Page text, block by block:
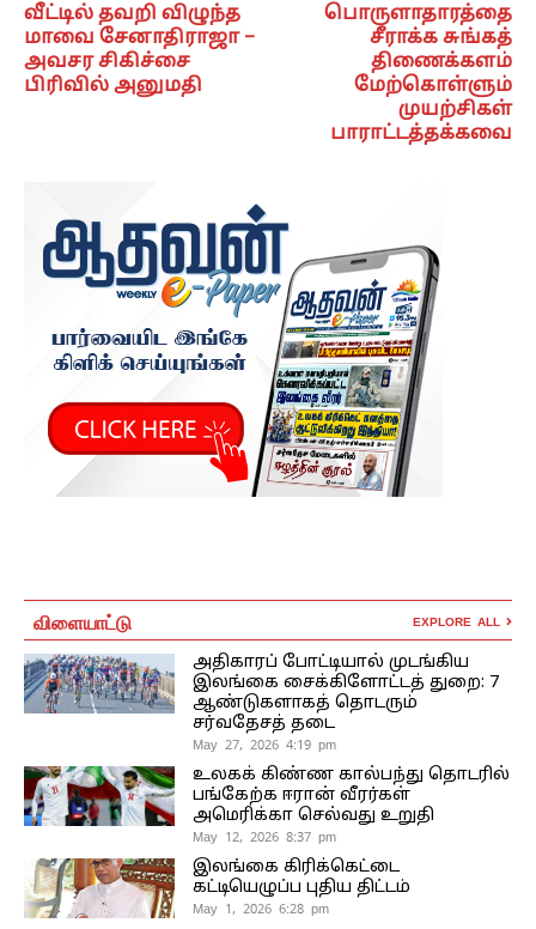
வீட்டில் தவறி விழுந்த
மாவை சேனாதிராஜா –
அவசர சிகிச்சை
பிரிவில் அனுமதி
பொருளாதாரத்தை
சீராக்க சுங்கத்
திணைக்களம்
மேற்கொள்ளும்
முயற்சிகள்
பாராட்டத்தக்கவை
விளையாட்டு EXPLORE ALL
அதிகாரப் போட்டியால் முடங்கிய
இலங்கை சைக்கிளோட்டத் துறை: 7
ஆண்டுகளாகத் தொடரும்
சர்வதேசத் தடை
May 27, 2026 4:19 pm
உலகக் கிண்ண கால்பந்து தொடரில்
பங்கேற்க ஈரான் வீரர்கள்
அமெரிக்கா செல்வது உறுதி
May 12, 2026 8:37 pm
இலங்கை கிரிக்கெட்டை
கட்டியெழுப்ப புதிய திட்டம்
May 1, 2026 6:28 pm